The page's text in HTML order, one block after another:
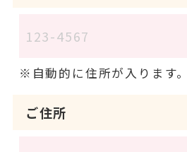
自動的に住所が入ります。
ご住所